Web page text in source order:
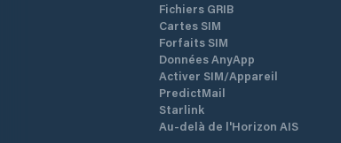
Fichiers GRIB
Cartes SIM
Forfaits SIM
Données AnyApp
Activer SIM/Appareil
PredictMail
Starlink
Au-delà de l'Horizon AIS